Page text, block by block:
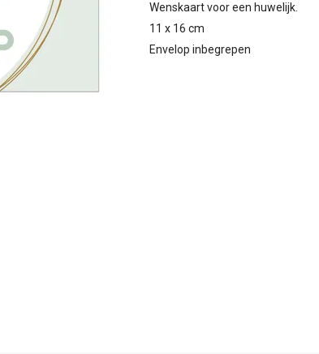
Wenskaart voor een huwelijk.
11 x 16 cm
Envelop inbegrepen